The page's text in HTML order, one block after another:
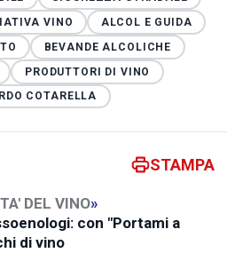
VINO
ALCOL E GUIDA
BEVANDE ALCOLICHE
PRODUTTORI DI VINO
COTARELLA
STAMPA
DEL VINO»
con "Portami a
di vino